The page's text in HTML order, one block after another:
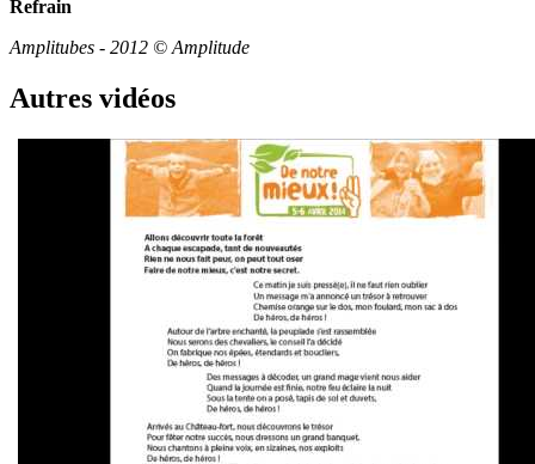
Refrain
Amplitubes - 2012 © Amplitude
Autres vidéos